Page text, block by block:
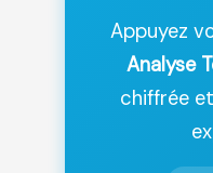
Appuyez
Analyse
chiffrée